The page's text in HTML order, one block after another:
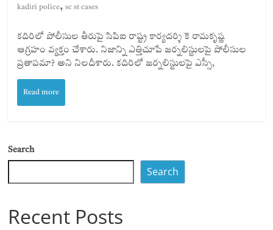
kadiri police,sc st cases
కదిరిలో పోలీసుల తీరుపై సిపిఐ రాష్ట్ర కార్యదర్శి కె రామకృష్ణ
ఆగ్రహం వ్యక్తం చేశారు. నిజాన్ని ఎత్తిచూపే జర్నలిస్టులపై పోలీసుల
ప్రతాపమా? అని నిలదీశారు. కదిరిలో జర్నలిస్టులపై ఎస్సీ,
Read more
Search
Search
Recent Posts